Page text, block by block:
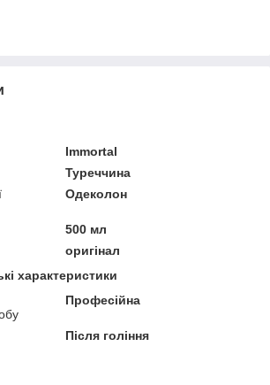
Immortal
Туреччина
Одеколон
500 мл
оригінал
характеристики
Професійна
Після гоління